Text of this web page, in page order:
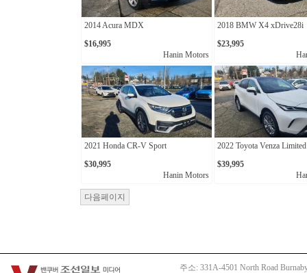
2014 Acura MDX
$16,995
Hanin Motors
2018 BMW X4 xDrive28i
$23,995
2021 Honda CR-V Sport
$30,995
Hanin Motors
2022 Toyota Venza Limited
$39,995
다음페이지
주소: 331A-4501 North Road